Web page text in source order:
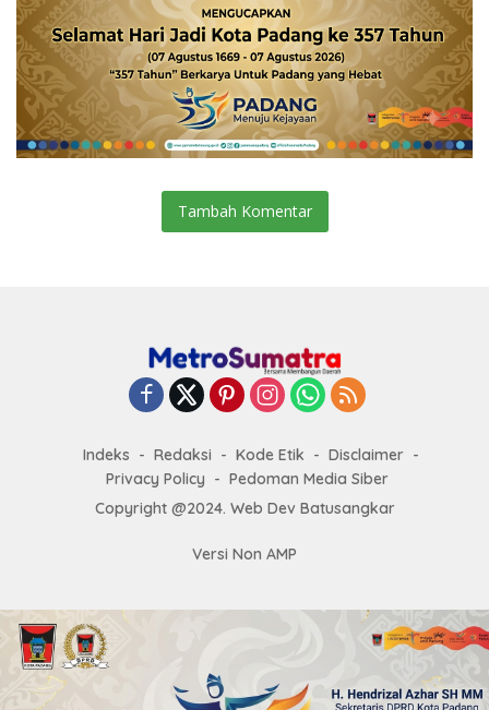
Tambah Komentar
Indeks Redaksi Kode Etik
Disclaimer
Privacy Policy
Pedoman Media Siber
Copyright @2024. Web Dev Batusangkar
Versi Non AMP